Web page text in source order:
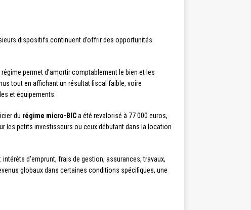
dispositifs continuent d’offrir des opportunités
permet d’amortir comptablement le bien et les
tout en affichant un résultat fiscal faible, voire
et équipements.
du régime micro-BICa été revalorisé à 77 000 euros,
les petits investisseurs ou ceux débutant dans la location
d’emprunt, frais de gestion, assurances, travaux,
globaux dans certaines conditions spécifiques, une